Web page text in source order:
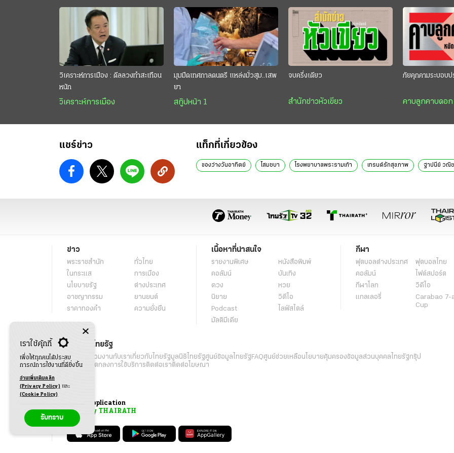
วิเคราะห์การเมือง : ดีลลวงทำสะเทือน
หนัก
วิเคราะห์การเมือง
มุมมืดเทศกาลดนตรี แหล่งมั่วสุม..เสพ
ยา
สกู๊ปหน้า 1
จบครึ่งเดียว
สำนักข่าวหัวเขียว
ภัยคุกคามระบอบป
คาบลูกคาบดอก
แชร์ข่าว แท็กที่เกี่ยวข้อง
ของว่างวันอาทิตย์ โสมชบา โรงพยาบาลพระรามเก้า เทรนด์รักสุขภาพ ฐาปนีย์ วณิ
ข่าว
พระราชสำนัก
ทั่วไทย
ในกระแส
การเมือง
นโยบายรัฐ
ต่างประเทศ
อาชญากรรม
ยานยนต์
ราคาทองคำ
ความยั่งยืน
เนื้อหาที่น่าสนใจ
รายงานพิเศษ
หนังสือพิมพ์
คอลัมน์
บันเทิง
ดวง
หวย
นิยาย
วิดีโอ
Podcast
ไลฟ์สไตล์
มัลติมีเดีย
กีฬา
ฟุตบอลต่่างประเทศ
ฟุตบอลไทย
คอลัมน์
ไฟต์สปอร์ต
กีฬาโลก
วิดีโอ
แกลเลอรี่
Carabao 7-
Cup
เกี่ยวกับไทยรัฐ
กิจกรรม ร่วมงานกับเราเกี่ยวกับไทยรัฐมูลนิธิไทยรัฐศูนย์ข้อมูลไทยรัฐFAQศูนย์ช่วยเหลือนโยบายคุ้มครองข้อมูลส่วนบุคคลไทยรัฐกรุ๊ป
เงื่อนไขข้อตกลงการใช้บริการติดต่อเราติดต่อโฆษณา
Application
My THAIRATH
เราใช้คุ้กกี้
เพื่อให้ทุกคนได้ประสบ
การณ์การใช้งานที่ดียิ่งขึ้น
อ่านเพิ่มเติมคลิก
(Privacy Policy) และ
(Cookie Policy)
รับทราบ